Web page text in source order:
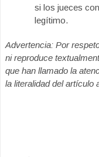
si los jueces
legítimo.
Advertencia: Por
ni reproduce
que han llamado la
la literalidad del artículo